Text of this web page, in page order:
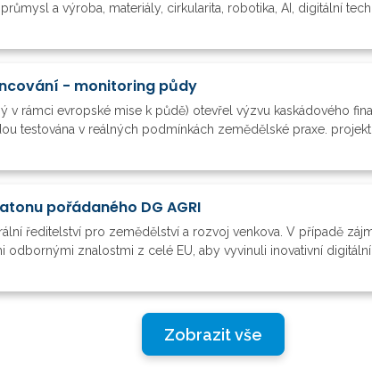
a výroba, materiály, cirkularita, robotika, AI, digitální
- monitoring půdy
v rámci evropské mise k půdě) otevřel výzvu kaskádového
testována v reálných podmínkách zemědělské praxe.
pořádaného DG AGRI
ředitelství pro zemědělství a rozvoj venkova. V případě
znalostmi z celé EU, aby vyvinuli inovativní digitální
Zobrazit vše